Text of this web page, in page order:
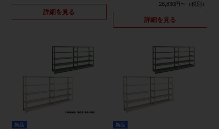
詳細を見る
28,830円〜
詳細を見る
新品 新品